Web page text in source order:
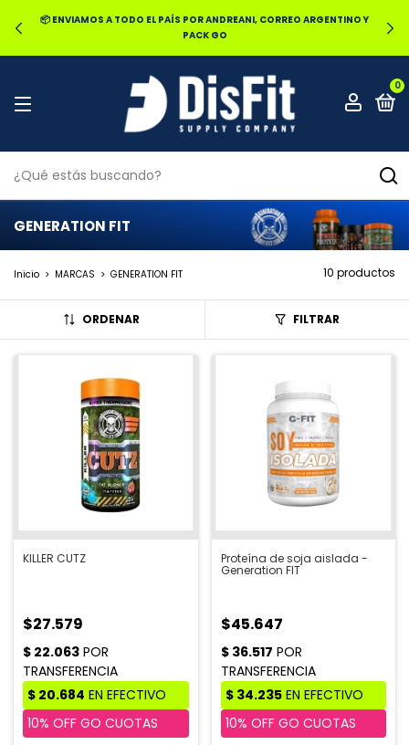
📦 ENVIAMOS A TODO EL PAÍS POR ANDREANI, CORREO ARGENTINO Y
PACK GO
0
GENERATION FIT
Inicio > MARCAS > GENERATION FIT 10 productos
ORDENAR FILTRAR
KILLER CUTZ
$27.579
Proteína de soja aislada -
Generation FIT
$45.647